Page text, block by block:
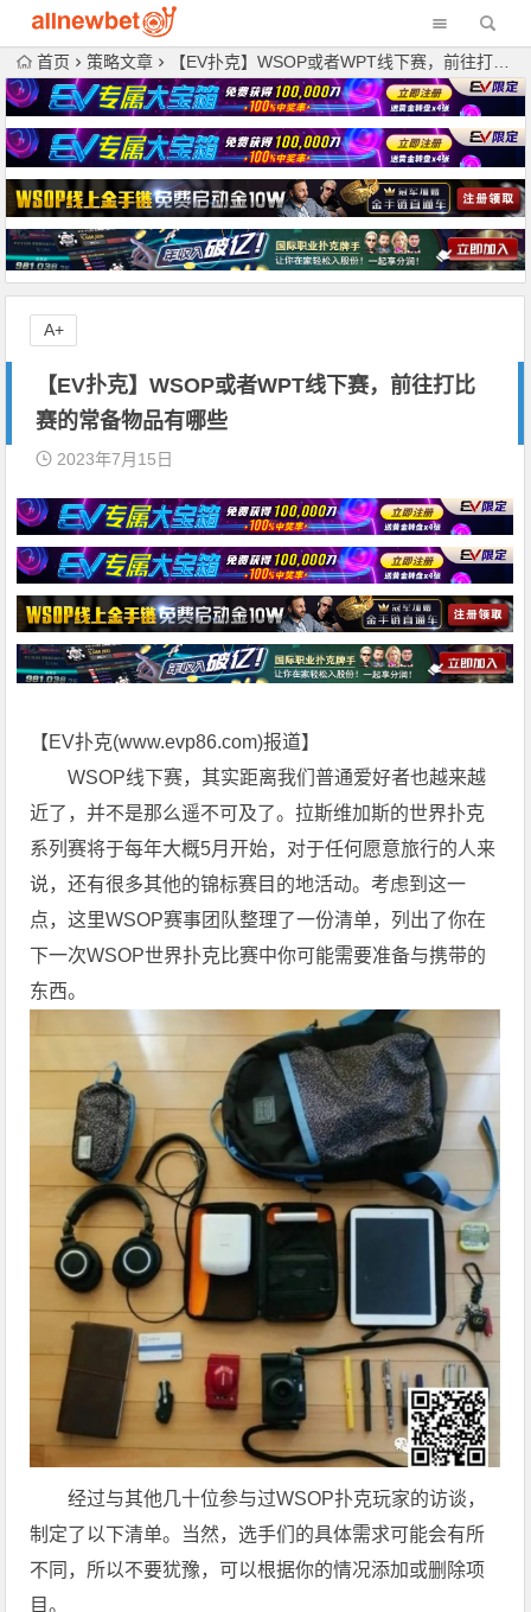
首页 策略文章 【EV扑克】WSOP或者WPT线下赛，前往打比赛的常备物品有哪些
【EV扑克】WSOP或者WPT线下赛，前往打比
赛的常备物品有哪些
2023年7月15日
【EV扑克(www.evp86.com)报道】
WSOP线下赛，其实距离我们普通爱好者也越来越
近了，并不是那么遥不可及了。拉斯维加斯的世界扑克
系列赛将于每年大概5月开始，对于任何愿意旅行的人来
说，还有很多其他的锦标赛目的地活动。考虑到这一
点，这里WSOP赛事团队整理了一份清单，列出了你在
下一次WSOP世界扑克比赛中你可能需要准备与携带的
东西。
经过与其他几十位参与过WSOP扑克玩家的访谈，
制定了以下清单。当然，选手们的具体需求可能会有所
不同，所以不要犹豫，可以根据你的情况添加或删除项
目。
A+